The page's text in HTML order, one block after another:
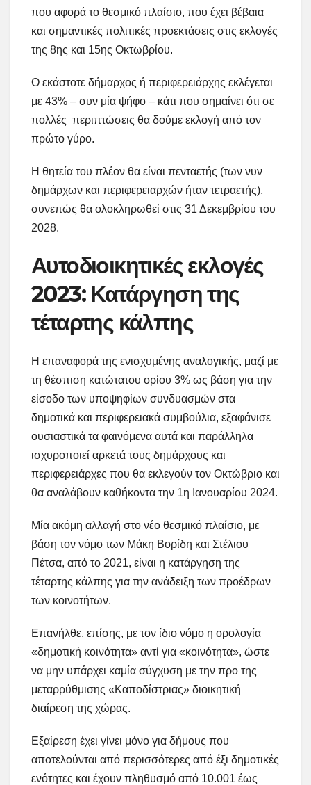
που αφορά το θεσμικό πλαίσιο, που έχει βέβαια
και σημαντικές πολιτικές προεκτάσεις στις εκλογές
της 8ης και 15ης Οκτωβρίου.
Ο εκάστοτε δήμαρχος ή περιφερειάρχης εκλέγεται
με 43% – συν μία ψήφο – κάτι που σημαίνει ότι σε
πολλές περιπτώσεις θα δούμε εκλογή από τον
πρώτο γύρο.
Η θητεία του πλέον θα είναι πενταετής (των νυν
δημάρχων και περιφερειαρχών ήταν τετραετής),
συνεπώς θα ολοκληρωθεί στις 31 Δεκεμβρίου του
2028.
Αυτοδιοικητικές εκλογές
2023: Κατάργηση της
τέταρτης κάλπης
Η επαναφορά της ενισχυμένης αναλογικής, μαζί με
τη θέσπιση κατώτατου ορίου 3% ως βάση για την
είσοδο των υποψηφίων συνδυασμών στα
δημοτικά και περιφερειακά συμβούλια, εξαφάνισε
ουσιαστικά τα φαινόμενα αυτά και παράλληλα
ισχυροποιεί αρκετά τους δημάρχους και
περιφερειάρχες που θα εκλεγούν τον Οκτώβριο και
θα αναλάβουν καθήκοντα την 1η Ιανουαρίου 2024.
Μία ακόμη αλλαγή στο νέο θεσμικό πλαίσιο, με
βάση τον νόμο των Μάκη Βορίδη και Στέλιου
Πέτσα, από το 2021, είναι η κατάργηση της
τέταρτης κάλπης για την ανάδειξη των προέδρων
των κοινοτήτων.
Επανήλθε, επίσης, με τον ίδιο νόμο η ορολογία
«δημοτική κοινότητα» αντί για «κοινότητα», ώστε
να μην υπάρχει καμία σύγχυση με την προ της
μεταρρύθμισης «Καποδίστριας» διοικητική
διαίρεση της χώρας.
Εξαίρεση έχει γίνει μόνο για δήμους που
αποτελούνται από περισσότερες από έξι δημοτικές
ενότητες και έχουν πληθυσμό από 10.001 έως